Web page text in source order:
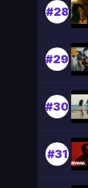
#28
#29
#30
#31